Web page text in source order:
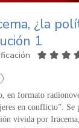
¿la
1
en formato
en conflicto”. Se
vivida por